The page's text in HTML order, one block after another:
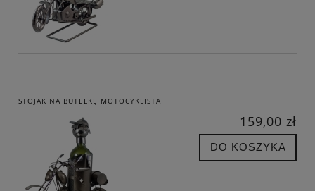
STOJAK NA BUTELKĘ MOTOCYKLISTA
159,00 zł
DO KOSZYKA